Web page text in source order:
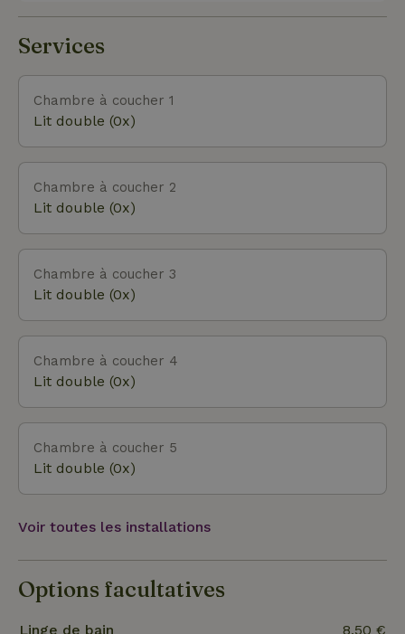
Slottermolen, qui est ouvert aux clients du
Gebroken Slot.
Services
Chambre à coucher 1
Lit double (0x)
Chambre à coucher 2
Lit double (0x)
Chambre à coucher 3
Lit double (0x)
Chambre à coucher 4
Lit double (0x)
Chambre à coucher 5
Lit double (0x)
Voir toutes les installations
Options facultatives
Linge de bain
8,50 €